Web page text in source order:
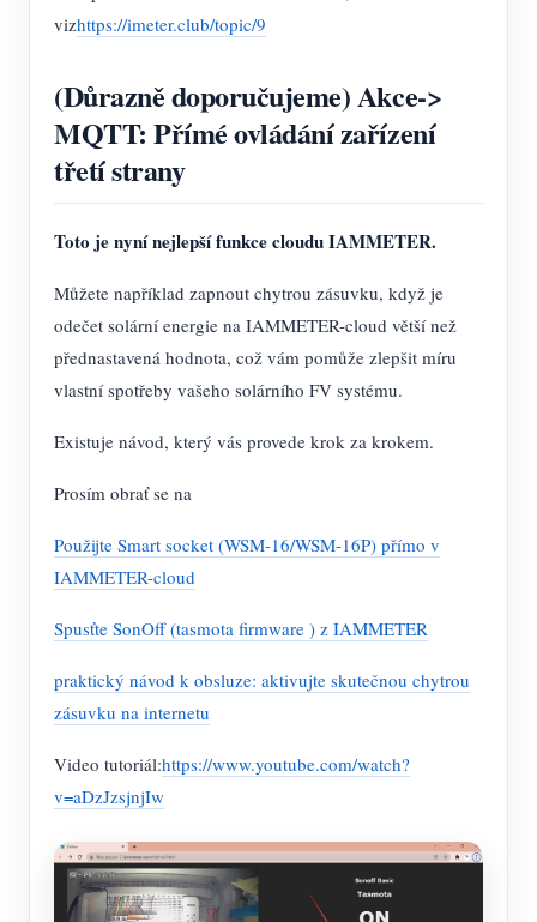
vizhttps://imeter.club/topic/9
(Důrazně doporučujeme) Akce->
MQTT: Přímé ovládání zařízení
třetí strany
Toto je nyní nejlepší funkce cloudu IAMMETER.
Můžete například zapnout chytrou zásuvku, když je
odečet solární energie na IAMMETER-cloud větší než
přednastavená hodnota, což vám pomůže zlepšit míru
vlastní spotřeby vašeho solárního FV systému.
Existuje návod, který vás provede krok za krokem.
Prosím obrať se na
Použijte Smart socket (WSM-16/WSM-16P) přímo v
IAMMETER-cloud
Spusťte SonOff (tasmota firmware ) z IAMMETER
praktický návod k obsluze: aktivujte skutečnou chytrou
zásuvku na internetu
Video tutoriál:https://www.youtube.com/watch?
v=aDzJzsjnjIw